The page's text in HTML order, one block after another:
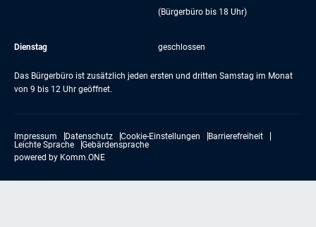
(Bürgerbüro bis 18 Uhr)
Dienstag geschlossen
Das Bürgerbüro ist zusätzlich jeden ersten und dritten Samstag im Monat
von 9 bis 12 Uhr geöffnet.
Impressum Datenschutz Cookie-Einstellungen
Barrierefreiheit
Leichte Sprache
Gebärdensprache
powered by Komm.ONE